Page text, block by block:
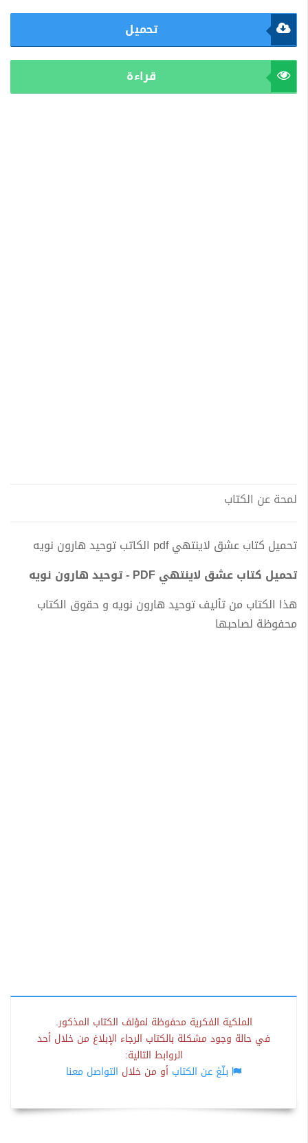
تحميل
قراءة
لمحة عن الكتاب
تحميل كتاب عشق لاينتهي pdf الكاتب توحيد هارون نويه
تحميل كتاب عشق لاينتهي PDF - توحيد هارون نويه
هذا الكتاب من تأليف توحيد هارون نويه و حقوق الكتاب
محفوظة لصاحبها
الملكية الفكرية محفوظة لمؤلف الكتاب المذكور.
في حالة وجود مشكلة بالكتاب الرجاء الإبلاغ من خلال أحد
الروابط التالية:
بلّغ عن الكتاب أو من خلال التواصل معنا